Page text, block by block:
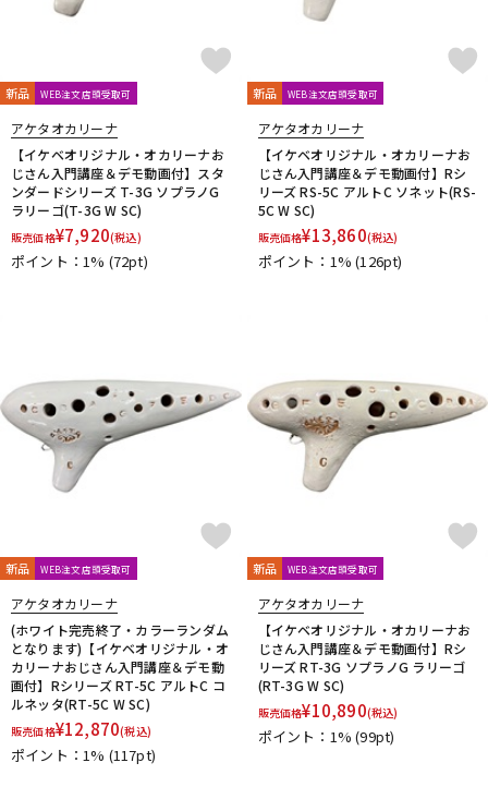
新品 WEB注文店頭受取可
アケタオカリーナ
【イケベオリジナル・オカリーナお
じさん入門講座＆デモ動画付】スタ
ンダードシリーズ T-3G ソプラノG
ラリーゴ(T-3G W SC)
販売価格¥7,920(税込)
ポイント：1% (72pt)
新品 WEB注文店頭受取可
アケタオカリーナ
【イケベオリジナル・オカリーナお
じさん入門講座＆デモ動画付】Rシ
リーズ RS-5C アルトC ソネット(RS-
5C W SC)
販売価格¥13,860(税込)
ポイント：1%(126pt)
新品 WEB注文店頭受取可
アケタオカリーナ
(ホワイト完売終了・カラーランダム
となります)【イケベオリジナル・オ
カリーナおじさん入門講座＆デモ動
画付】Rシリーズ RT-5C アルトC コ
ルネッタ(RT-5C W SC)
販売価格¥12,870(税込)
ポイント：1% (117pt)
新品 WEB注文店頭受取可
アケタオカリーナ
【イケベオリジナル・オカリーナお
じさん入門講座＆デモ動画付】Rシ
リーズ RT-3G ソプラノG ラリーゴ
(RT-3G W SC)
販売価格¥10,890(税込)
ポイント：1%(99pt)